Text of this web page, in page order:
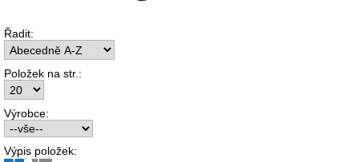
Řadit:
Položek na str.:
Výrobce:
Výpis položek: